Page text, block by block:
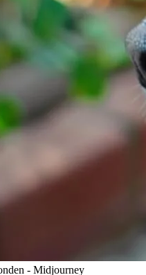
- Midjourney